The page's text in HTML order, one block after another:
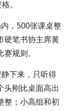
。
，500张课桌整
硬笔书协主席黄
规则。
静下来，只听得
头刚比桌面高出
整；小高组和初